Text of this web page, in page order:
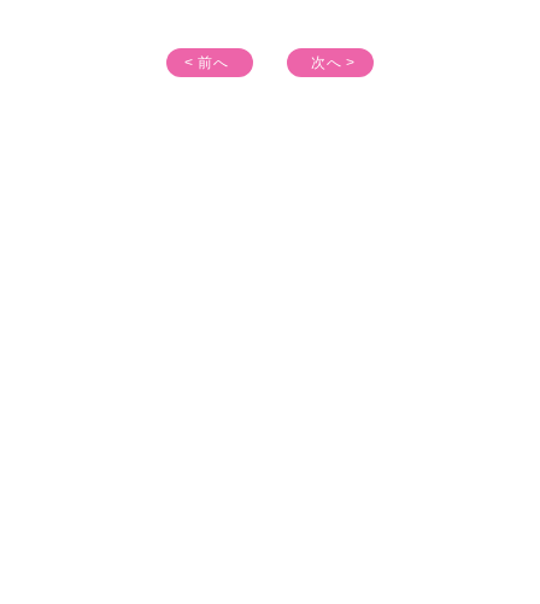
< 前へ 次へ >